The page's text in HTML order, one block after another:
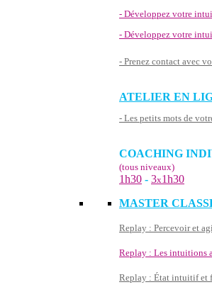
- Développez votre
- Développez votre
- Prenez contact avec
ATELIER EN
- Les petits mots de
COACHING
(tous niveaux)
1h30 - 3x1h30
MASTER
Replay : Percevoir et
Replay : Les intuitions
Replay : État intuitif et